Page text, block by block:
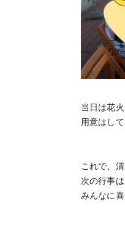
当日は花
用意はし
これで、
次の行事
みんなに